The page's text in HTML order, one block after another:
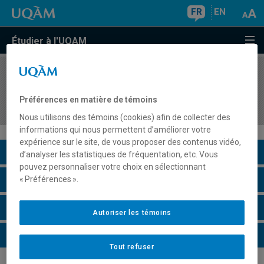
FR EN
Étudier à l'UQAM
COURS//
numérique
Description du cours
Horaire - Été 2026
Horaire - Automne 2026
Horaire - Hiver 2027
Préférences en matière de témoins
Nous utilisons des témoins (cookies) afin de collecter des
informations qui nous permettent d’améliorer votre
expérience sur le site, de vous proposer des contenus vidéo,
d’analyser les statistiques de fréquentation, etc. Vous
pouvez personnaliser votre choix en sélectionnant
« Préférences ».
Tout refuser
Autoriser les témoins